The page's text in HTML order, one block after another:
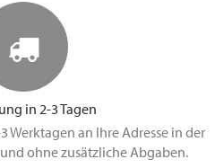
in 2-3 Tagen
Werktagen an Ihre Adresse in der
ohne zusätzliche Abgaben.